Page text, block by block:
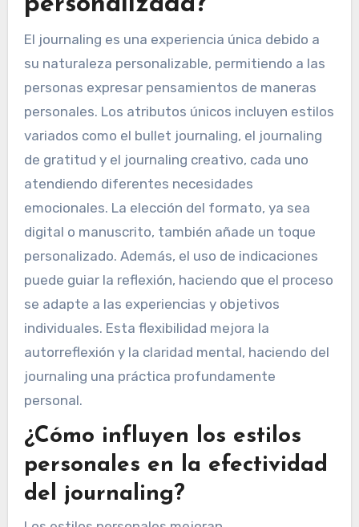
¿Qué atributos únicos
hacen del journaling una
experiencia
personalizada?
El journaling es una experiencia única debido a
su naturaleza personalizable, permitiendo a las
personas expresar pensamientos de maneras
personales. Los atributos únicos incluyen estilos
variados como el bullet journaling, el journaling
de gratitud y el journaling creativo, cada uno
atendiendo diferentes necesidades
emocionales. La elección del formato, ya sea
digital o manuscrito, también añade un toque
personalizado. Además, el uso de indicaciones
se adapte a las experiencias y objetivos
individuales. Esta flexibilidad mejora la
autorreflexión y la claridad mental, haciendo del